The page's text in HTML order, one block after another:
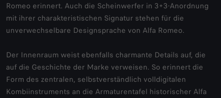
Romeo erinnert. Auch die Scheinwerfer in 3+3-Anordnung
mit ihrer charakteristischen Signatur stehen für die
unverwechselbare Designsprache von Alfa Romeo.
Der Innenraum weist ebenfalls charmante Details auf, die
auf die Geschichte der Marke verweisen. So erinnert die
Form des zentralen, selbstverständlich volldigitalen
Kombiinstruments an die Armaturentafel historischer Alfa